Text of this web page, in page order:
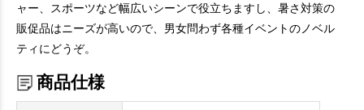
ャー、スポーツなど幅広いシーンで役立ちますし、暑さ対策の
販促品はニーズが高いので、男女問わず各種イベントのノベル
ティにどうぞ。
商品仕様